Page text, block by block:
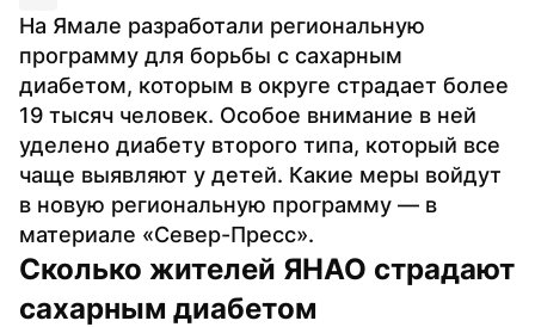
На Ямале разработали региональную
программу для борьбы с сахарным
диабетом, которым в округе страдает более
19 тысяч человек. Особое внимание в ней
уделено диабету второго типа, который все
чаще выявляют у детей. Какие меры войдут
в новую региональную программу — в
материале «Север-Пресс».
Сколько жителей ЯНАО страдают
сахарным диабетом